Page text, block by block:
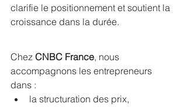
clarifie le positionnement et soutient la
croissance dans la durée.
Chez CNBC France, nous
accompagnons les entrepreneurs
dans :
la structuration des prix,